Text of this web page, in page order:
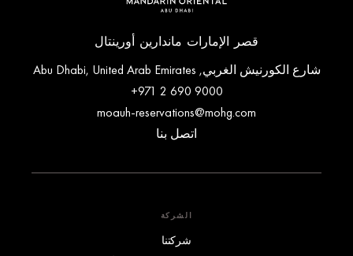
قصر الإمارات ماندارين أورينتال
شارع الكورنيش الغربي, Abu Dhabi, United Arab Emirates
+971 2 690 9000
moauh-reservations@mohg.com
اتصل بنا
الشركة
شركتنا